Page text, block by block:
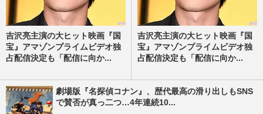
吉沢亮主演の大ヒット映画『国
宝』アマゾンプライムビデオ独
占配信決定も「配信に向か...
吉沢亮主演の大ヒット映画『国
宝』アマゾンプライムビデオ独
占配信決定も「配信に向か...
劇場版『名探偵コナン』、歴代最高の滑り出しもSNS
で賛否が真っ二つ…4年連続10...